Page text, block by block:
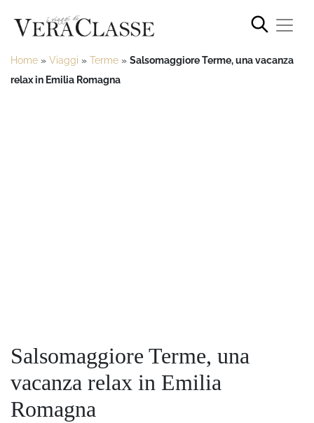
Home » Viaggi » Terme » Salsomaggiore Terme, una vacanza
relax in Emilia Romagna
Salsomaggiore Terme, una
vacanza relax in Emilia
Romagna